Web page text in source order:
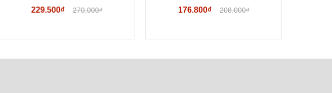
229.500₫ 270.000₫ 176.800₫ 208.000₫